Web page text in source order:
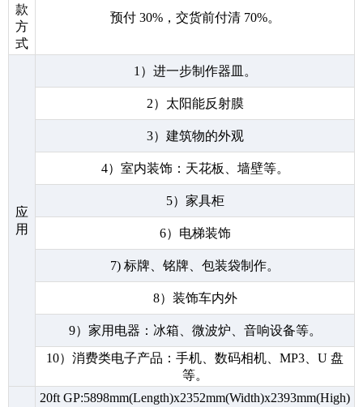
款
方
式
预付 30%，交货前付清 70%。
应
用
1）进一步制作器皿。
2）太阳能反射膜
3）建筑物的外观
4）室内装饰：天花板、墙壁等。
5）家具柜
6）电梯装饰
7) 标牌、铭牌、包装袋制作。
8）装饰车内外
9）家用电器：冰箱、微波炉、音响设备等。
10）消费类电子产品：手机、数码相机、MP3、U 盘
等。
20ft GP:5898mm(Length)x2352mm(Width)x2393mm(High)